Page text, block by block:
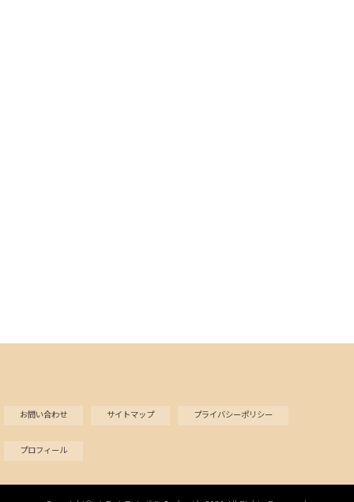
お問い合わせ サイトマップ プライバシーポリシー
プロフィール